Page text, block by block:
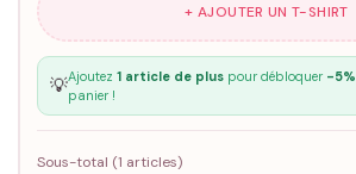
+ AJOUTER UN T-SHIRT
💡Ajoutez 1 article de pluspour débloquer -5%
panier !
Sous-total (1 articles)